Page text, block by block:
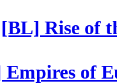
[BL] Rise of
of